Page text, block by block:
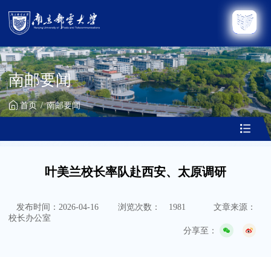
南邮要闻
首页 南邮要闻
叶美兰校长率队赴西安、太原调研
发布时间：2026-04-16 浏览次数： 1981
文章来源：
校长办公室
分享至：